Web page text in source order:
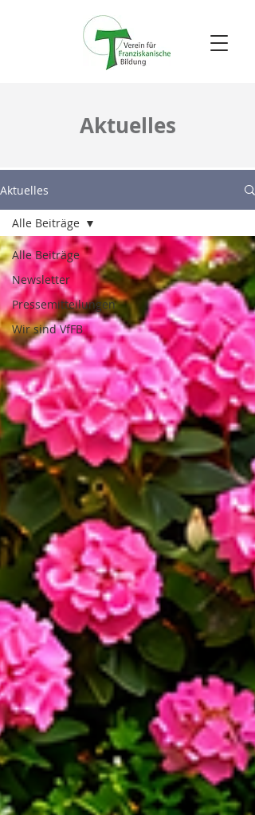
Aktuelles
Aktuelles
Alle Beiträge
Newsletter
Pressemitteilungen
Wir sind VfFB
Alle Beiträge